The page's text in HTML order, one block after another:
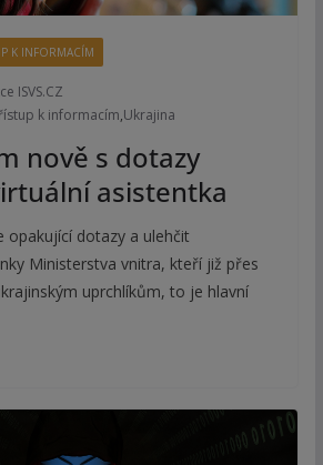
K INFORMACÍM
ISVS.CZ
k informacím,Ukrajina
nově s dotazy
asistentka
opakující dotazy a ulehčit
Ministerstva vnitra, kteří již přes
uprchlíkům, to je hlavní